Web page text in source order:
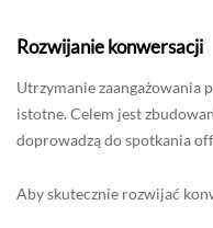
Rozwijanie konwersacji
Utrzymanie zaangażowania
istotne. Celem jest
doprowadzą do spotkania
Aby skutecznie rozwijać